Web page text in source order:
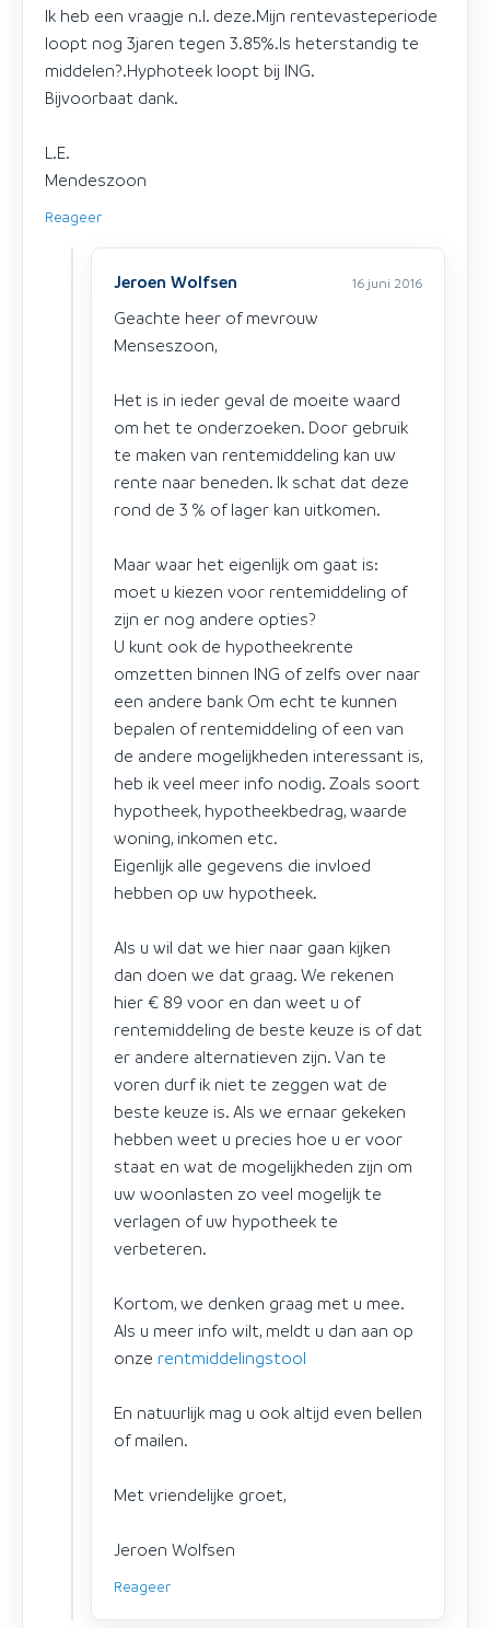
Ik heb een vraagje n.l. deze.Mijn rentevasteperiode
loopt nog 3jaren tegen 3.85%.Is heterstandig te
middelen?.Hyphoteek loopt bij ING.
Bijvoorbaat dank.
L.E.
Mendeszoon
Reageer
Jeroen Wolfsen 16 juni 2016
Geachte heer of mevrouw
Menseszoon,
Het is in ieder geval de moeite waard
om het te onderzoeken. Door gebruik
te maken van rentemiddeling kan uw
rente naar beneden. Ik schat dat deze
rond de 3 % of lager kan uitkomen.
Maar waar het eigenlijk om gaat is:
moet u kiezen voor rentemiddeling of
zijn er nog andere opties?
U kunt ook de hypotheekrente
omzetten binnen ING of zelfs over naar
een andere bank Om echt te kunnen
bepalen of rentemiddeling of een van
de andere mogelijkheden interessant is,
heb ik veel meer info nodig. Zoals soort
hypotheek, hypotheekbedrag, waarde
woning, inkomen etc.
Eigenlijk alle gegevens die invloed
hebben op uw hypotheek.
Als u wil dat we hier naar gaan kijken
dan doen we dat graag. We rekenen
hier € 89 voor en dan weet u of
rentemiddeling de beste keuze is of dat
er andere alternatieven zijn. Van te
voren durf ik niet te zeggen wat de
beste keuze is. Als we ernaar gekeken
hebben weet u precies hoe u er voor
staat en wat de mogelijkheden zijn om
uw woonlasten zo veel mogelijk te
verlagen of uw hypotheek te
verbeteren.
Kortom, we denken graag met u mee.
Als u meer info wilt, meldt u dan aan op
onze rentmiddelingstool
En natuurlijk mag u ook altijd even bellen
of mailen.
Met vriendelijke groet,
Jeroen Wolfsen
Reageer